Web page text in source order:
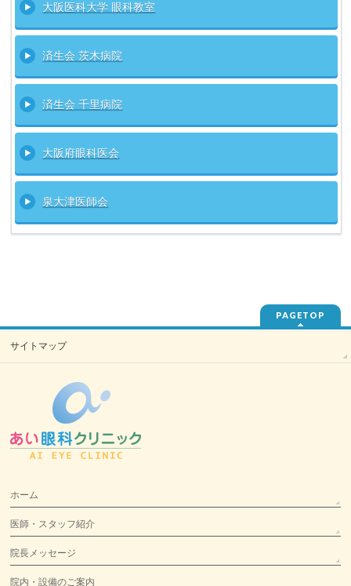
大阪医科大学 眼科教室
済生会 茨木病院
済生会 千里病院
大阪府眼科医会
泉大津医師会
PAGETOP
サイトマップ
ホーム
医師・スタッフ紹介
院長メッセージ
院内・設備のご案内